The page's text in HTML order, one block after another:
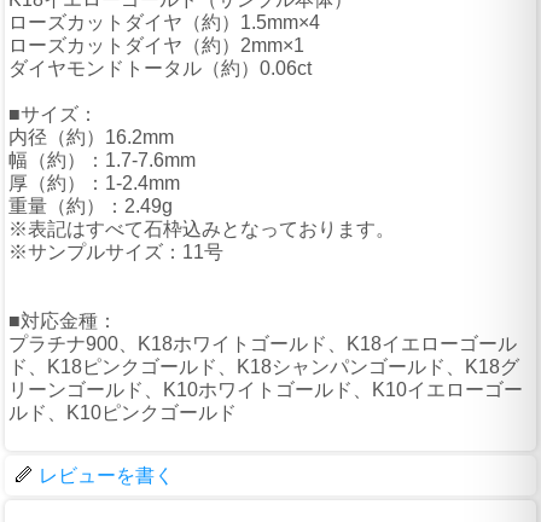
ローズカットダイヤ（約）1.5mm×4
ローズカットダイヤ（約）2mm×1
ダイヤモンドトータル（約）0.06ct
■サイズ：
内径（約）16.2mm
幅（約）：1.7-7.6mm
厚（約）：1-2.4mm
重量（約）：2.49g
※表記はすべて石枠込みとなっております。
※サンプルサイズ：11号
■対応金種：
プラチナ900、K18ホワイトゴールド、K18イエローゴール
ド、K18ピンクゴールド、K18シャンパンゴールド、K18グ
リーンゴールド、K10ホワイトゴールド、K10イエローゴー
ルド、K10ピンクゴールド
レビューを書く